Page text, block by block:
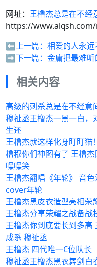
网址： 王橹杰总是在不经
https://
⬅️上一篇： 相爱的人永
➡️下一篇： 金庸把最难
相关内容
高级的刺杀总是在不经意
穆祉丞王橹杰一黑一白，
生还
王橹杰就这样化身盯盯猫
橹穆你们神图有了 王橹
嘿嘿笑
王橹杰翻唱《年轮》 音
cover年轮
王橹杰黑皮衣造型亮相荣
王橹杰分享荣耀之战备战
王橹杰你到底要长到多高
成系 穆祉丞
王橹杰 四代唯一C位队长
穆祉丞王橹杰黑衣舞剑白